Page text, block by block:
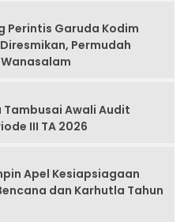
Perintis Garuda Kodim
Permudah
Tambusai Awali Audit
III TA 2026
Apel Kesiapsiagaan
dan Karhutla Tahun